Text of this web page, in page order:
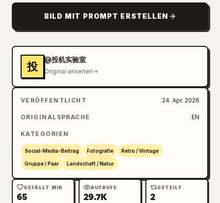
authentischen Unvollkommenheiten eines
älteren Consumer-Kamerafotos: moderate
natürlicher Look ohne Blitz und eine
ungezwungene Bildkomposition. Wähle ein
vertikales Ganzkörperporträt, bei dem die
Familie zentriert ist und die Aufnahme auf
Augenhöhe erfolgt. Füge in der unteren
rechten Ecke einen orangefarbenen digitalen
2008.05.18 14:32
BILD MIT PROMPT ERSTELLEN
投
@投机实验室
Original ansehen
VERÖFFENTLICHT 24. Apr. 2026
ORIGINALSPRACHE EN
KATEGORIEN
Social-Media-Beitrag Fotografie Retro / Vintage
Gruppe / Paar Landschaft / Natur
GEFÄLLT MIR
65
AUFRUFE
29.7K
GETEILT
2